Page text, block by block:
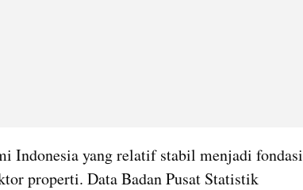
Indonesia yang relatif stabil menjadi fondasi
properti. Data Badan Pusat Statistik